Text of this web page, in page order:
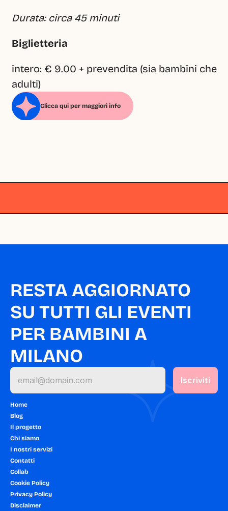
Durata: circa 45 minuti
Biglietteria
intero: € 9.00 + prevendita (sia bambini che
adulti)
Clicca qui per maggiori info
RESTA AGGIORNATO
SU TUTTI GLI EVENTI
PER BAMBINI A
MILANO
Home
Blog
Il progetto
Chi siamo
I nostri servizi
Contatti
Collab
Cookie Policy
Privacy Policy
Disclaimer